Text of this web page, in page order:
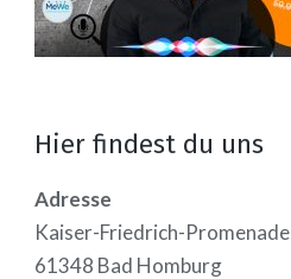
Hier findest du uns
Adresse
Kaiser-Friedrich-Promenade
61348 Bad Homburg